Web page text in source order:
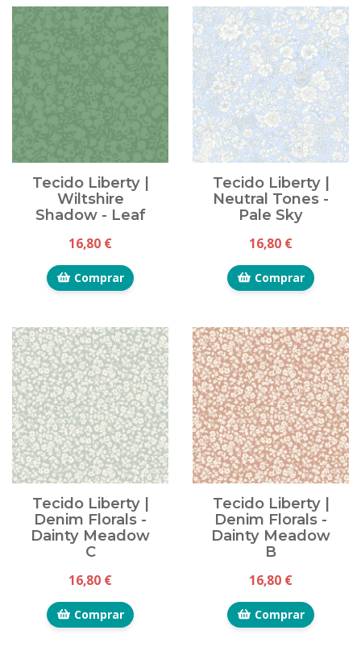
Tecido Liberty |
Wiltshire
Shadow - Leaf
16,80 €
Comprar
Tecido Liberty |
Neutral Tones -
Pale Sky
16,80 €
Comprar
Tecido Liberty |
Denim Florals -
Dainty Meadow
C
16,80 €
Comprar
Tecido Liberty |
Denim Florals -
Dainty Meadow
B
16,80 €
Comprar